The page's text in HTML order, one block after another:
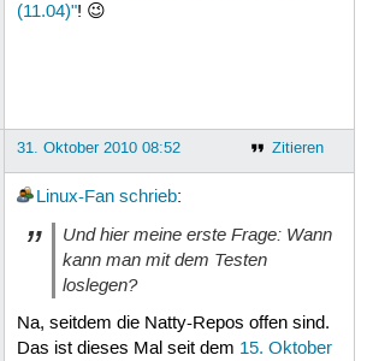
(11.04)"! 😉
Zitieren
31. Oktober 2010 08:52
Linux-Fan schrieb:
Und hier meine erste Frage: Wann
kann man mit dem Testen
loslegen?
Na, seitdem die Natty-Repos offen sind.
Das ist dieses Mal seit dem 15. Oktober